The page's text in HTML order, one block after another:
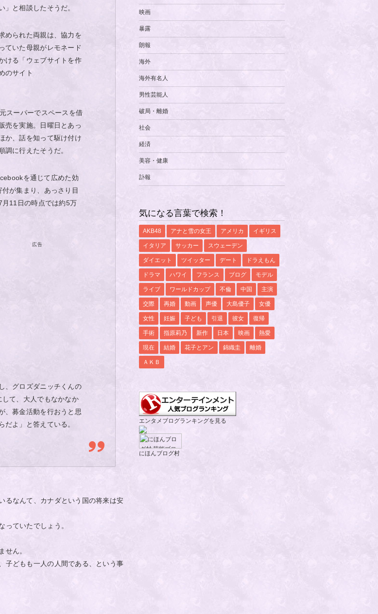
と相談したそうだ。
められた両親は、協力を
ていた母親がレモネード
ける「ウェブサイトを作
のサイト
スーパーでスペースを借
売を実施。日曜日とあっ
か、話を知って駆け付け
調に行えたそうだ。
を通じて広めた効
が集まり、あっさり目
11日の時点では約5万
広告
、グロズダニッチくんの
て、大人でもなかなか
、募金活動を行おうと思
だよ」と答えている。
るなんて、カナダという国の将来は安
っていたでしょう。
せん。
子どもも一人の人間である、という事
映画
暴露
朗報
海外
海外有名人
男性芸能人
破局・離婚
社会
経済
美容・健康
訃報
気になる言葉で検索！
AKB48 アナと雪の女王 アメリカ イギリス
イタリア サッカー スウェーデン
ダイエット ツイッター デート ドラえもん
ドラマ ハワイ フランス ブログ モデル
ライブ ワールドカップ 不倫 中国 主演
交際 再婚 動画 声優 大島優子 女優
女性 妊娠 子ども 引退 彼女 復帰
手術 指原莉乃 新作 日本 映画 熱愛
現在 結婚 花子とアン 錦織圭 離婚
ＡＫＢ
エンタメブログランキングを見る
にほんブログ村